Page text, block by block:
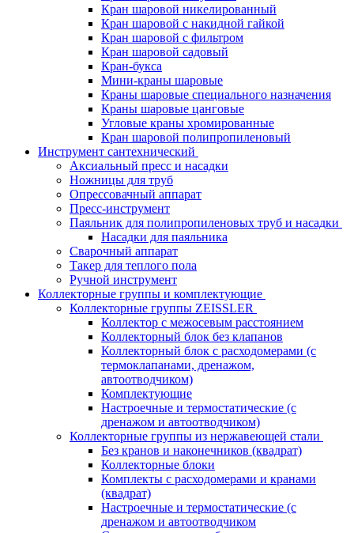
Кран шаровой никелированный
Кран шаровой с накидной гайкой
Кран шаровой с фильтром
Кран шаровой садовый
Кран-букса
Мини-краны шаровые
Краны шаровые специального назначения
Краны шаровые цанговые
Угловые краны хромированные
Кран шаровой полипропиленовый
Инструмент сантехнический
Аксиальный пресс и насадки
Ножницы для труб
Опрессовачный аппарат
Пресс-инструмент
Паяльник для полипропиленовых труб и насадки
Насадки для паяльника
Сварочный аппарат
Такер для теплого пола
Ручной инструмент
Коллекторные группы и комплектующие
Коллекторные группы ZEISSLER
Коллектор с межосевым расстоянием
Коллекторный блок без клапанов
Коллекторный блок с расходомерами (с
термоклапанами, дренажом,
автоотводчиком)
Комплектующие
Настроечные и термостатические (с
дренажом и автоотводчиком)
Коллекторные группы из нержавеющей стали
Без кранов и наконечников (квадрат)
Коллекторные блоки
Комплекты с расходомерами и кранами
(квадрат)
Настроечные и термостатические (с
дренажом и автоотводчиком